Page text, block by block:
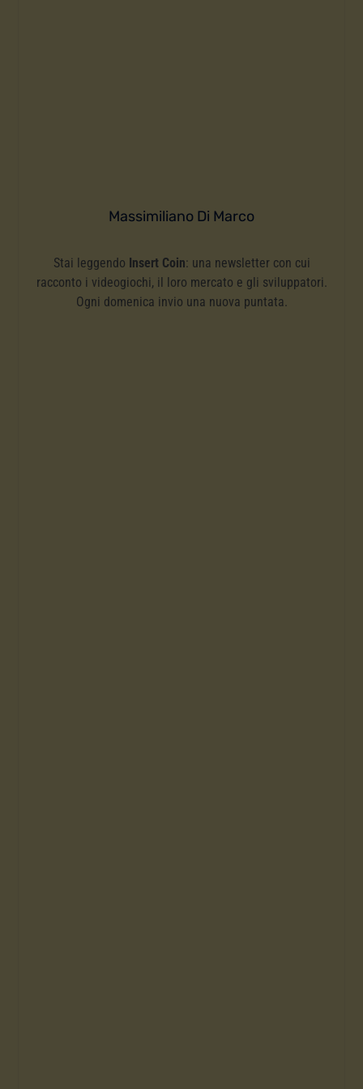
Massimiliano Di Marco
Stai leggendo Insert Coin: una newsletter con cui
racconto i videogiochi, il loro mercato e gli sviluppatori.
Ogni domenica invio una nuova puntata.